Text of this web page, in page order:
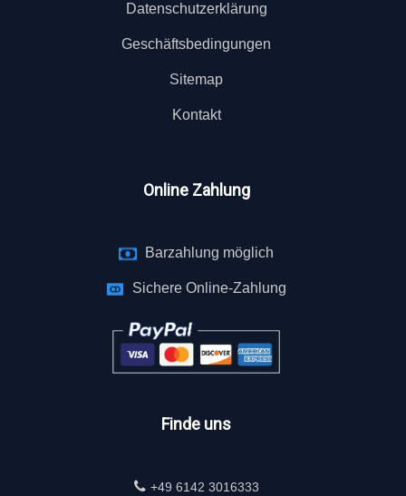
Datenschutzerklärung
Geschäftsbedingungen
Sitemap
Kontakt
Online Zahlung
Barzahlung möglich
Sichere Online-Zahlung
Finde uns
+49 6142 3016333